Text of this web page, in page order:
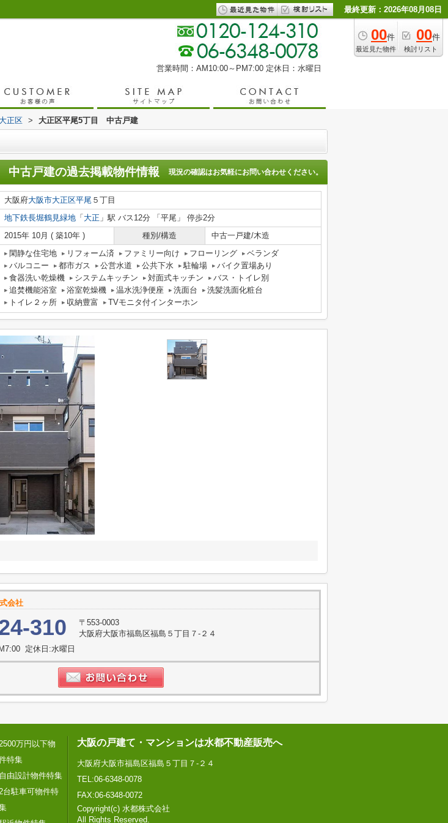
最終更新：2026年08月08日
00件
最近見た物件
00件
検討リスト
営業時間：AM10:00～PM7:00 定休日：水曜日
正区 > 大正区平尾5丁目 中古戸建
中古戸建の過去掲載物件情報 現況の確認はお気軽にお問い合わせください。
大阪府大阪市大正区平尾 ５丁目
地下鉄長堀鶴見緑地 「 大正 」駅 バス12分 「平尾」 停歩2分
2015年 10月 ( 築10年 ) 種別/構造 中古一戸建/木造
閑静な住宅地 リフォーム済 ファミリー向け フローリング
ベランダ
バルコニー
都市ガス 公営水道 公共下水 駐輪場
バイク置場あり
食器洗い乾燥機
システムキッチン 対面式キッチン
バス・トイレ別
追焚機能浴室
浴室乾燥機 温水洗浄便座 洗面台
洗髪洗面化粧台
トイレ２ヶ所
収納豊富 TVモニタ付インターホン
会社
310
〒553-0003
大阪府大阪市福島区福島５丁目７-２４
定休日:水曜日
万円以下物
特集
自由設計物件特集
台駐車可物件特
大阪の戸建て・マンションは水都不動産販売へ
大阪府大阪市福島区福島５丁目７-２４
TEL:06-6348-0078
FAX:06-6348-0072
Copyright(c) 水都株式会社
All Rights Reserved.